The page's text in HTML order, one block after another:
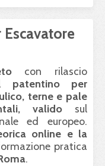
con rilascio
patentino per
terne e pale
valido sul
ed europeo.
online e la
pratica
.